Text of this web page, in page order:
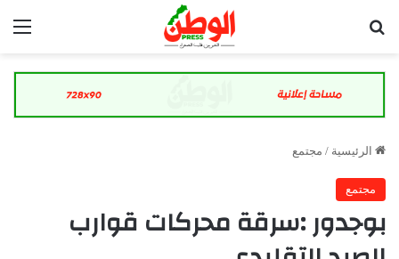
الرئيسية / مجتمع
مجتمع
بوجدور :سرقة محركات قوارب